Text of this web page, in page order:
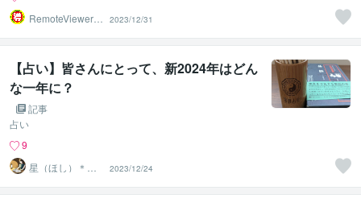
RemoteViewer導
2023/12/31
【占い】皆さんにとって、新2024年はどん
な一年に？
記事
占い
9
星（ほし）＊易
占い師＊講師
2023/12/24